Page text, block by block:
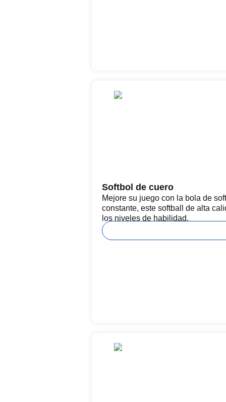
Softbol de cuero
Mejore su juego con la bola de
constante, este softball de alta
los niveles de habilidad.